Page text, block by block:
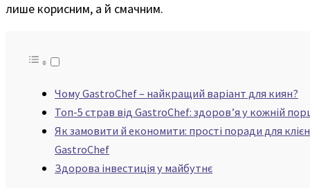
лише корисним, а й смачним.
Чому GastroChef – найкращий варіант для киян?
Топ-5 страв від GastroChef: здоров’я у кожній
Як замовити й економити: прості поради для
GastroChef
Здорова інвестиція у майбутнє